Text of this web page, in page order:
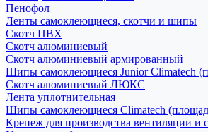
Пенофол
Ленты самоклеющиеся, скотчи и шипы
Скотч ПВХ
Скотч алюминиевый
Скотч алюминиевый армированный
Шипы самоклеющиеся Junior Climatech
Скотч алюминиевый ЛЮКС
Лента уплотнительная
Шипы самоклеющиеся Climatech
Крепеж для производства вентиляции и